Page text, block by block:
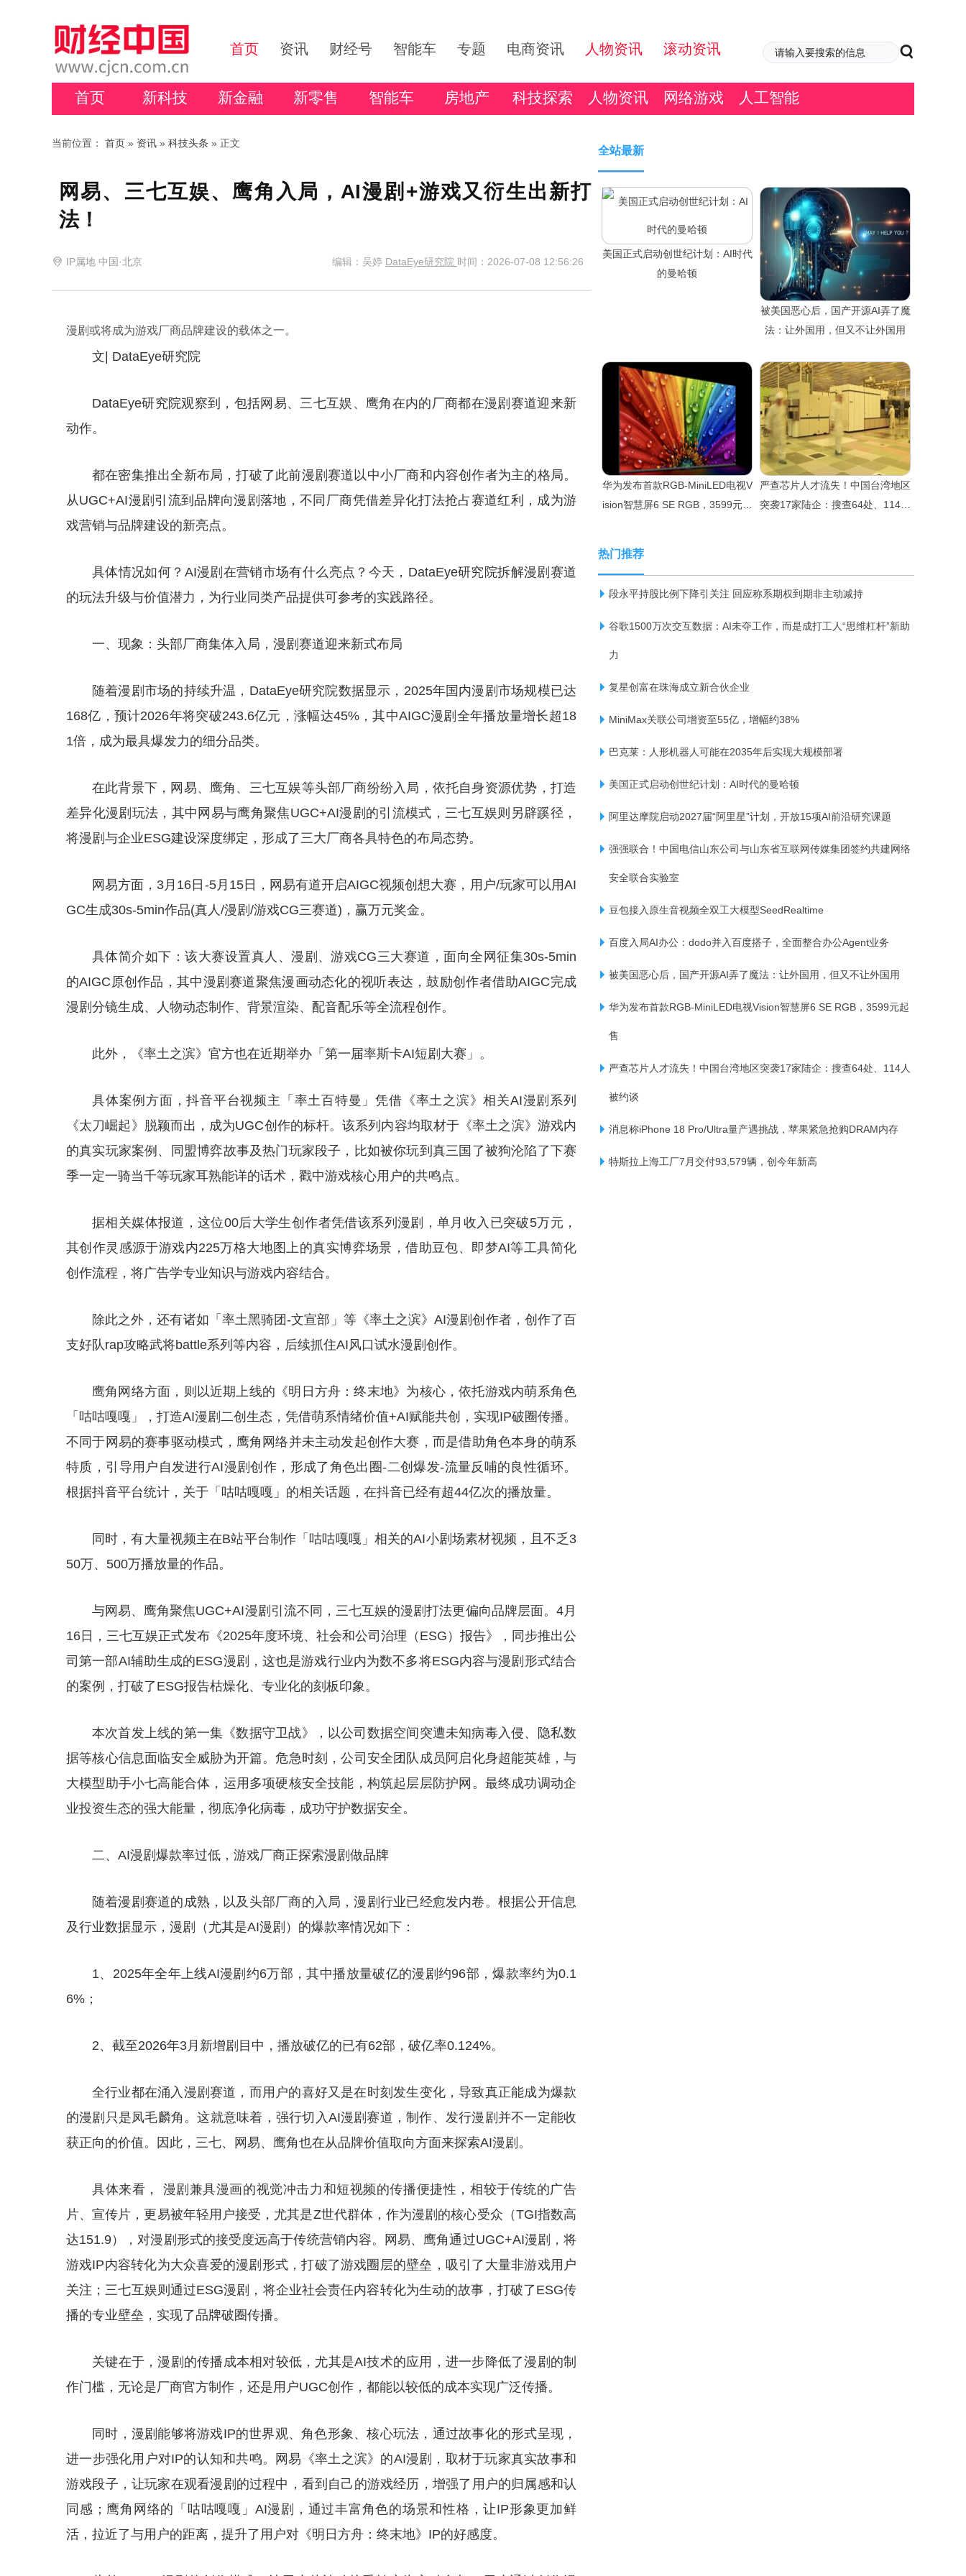
首页 资讯 财经号 智能车 专题 电商资讯 人物资讯 滚动资讯
首页 新科技 新金融 新零售 智能车 房地产 科技探索 人物资讯 网络游戏 人工智能
当前位置： 首页 » 资讯 » 科技头条 » 正文
网易、三七互娱、鹰角入局，AI漫剧+游戏又衍生出新打
法！
IP属地 中国·北京 编辑：吴婷 DataEye研究院 时间：2026-07-08 12:56:26
漫剧或将成为游戏厂商品牌建设的载体之一。
文| DataEye研究院
DataEye研究院观察到，包括网易、三七互娱、鹰角在内的厂商都在漫剧赛道迎来新
动作。
都在密集推出全新布局，打破了此前漫剧赛道以中小厂商和内容创作者为主的格局。
从UGC+AI漫剧引流到品牌向漫剧落地，不同厂商凭借差异化打法抢占赛道红利，成为游
戏营销与品牌建设的新亮点。
具体情况如何？AI漫剧在营销市场有什么亮点？今天，DataEye研究院拆解漫剧赛道
的玩法升级与价值潜力，为行业同类产品提供可参考的实践路径。
一、现象：头部厂商集体入局，漫剧赛道迎来新式布局
随着漫剧市场的持续升温，DataEye研究院数据显示，2025年国内漫剧市场规模已达
168亿，预计2026年将突破243.6亿元，涨幅达45%，其中AIGC漫剧全年播放量增长超18
1倍，成为最具爆发力的细分品类。
在此背景下，网易、鹰角、三七互娱等头部厂商纷纷入局，依托自身资源优势，打造
差异化漫剧玩法，其中网易与鹰角聚焦UGC+AI漫剧的引流模式，三七互娱则另辟蹊径，
将漫剧与企业ESG建设深度绑定，形成了三大厂商各具特色的布局态势。
网易方面，3月16日-5月15日，网易有道开启AIGC视频创想大赛，用户/玩家可以用AI
GC生成30s-5min作品(真人/漫剧/游戏CG三赛道)，赢万元奖金。
具体简介如下：该大赛设置真人、漫剧、游戏CG三大赛道，面向全网征集30s-5min
的AIGC原创作品，其中漫剧赛道聚焦漫画动态化的视听表达，鼓励创作者借助AIGC完成
漫剧分镜生成、人物动态制作、背景渲染、配音配乐等全流程创作。
此外，《率土之滨》官方也在近期举办「第一届率斯卡AI短剧大赛」。
具体案例方面，抖音平台视频主「率土百特曼」凭借《率土之滨》相关AI漫剧系列
《太刀崛起》脱颖而出，成为UGC创作的标杆。该系列内容均取材于《率土之滨》游戏内
的真实玩家案例、同盟博弈故事及热门玩家段子，比如被你玩到真三国了被狗沦陷了下赛
季一定一骑当千等玩家耳熟能详的话术，戳中游戏核心用户的共鸣点。
据相关媒体报道，这位00后大学生创作者凭借该系列漫剧，单月收入已突破5万元，
其创作灵感源于游戏内225万格大地图上的真实博弈场景，借助豆包、即梦AI等工具简化
创作流程，将广告学专业知识与游戏内容结合。
除此之外，还有诸如「率土黑骑团-文宣部」等《率土之滨》AI漫剧创作者，创作了百
支好队rap攻略武将battle系列等内容，后续抓住AI风口试水漫剧创作。
鹰角网络方面，则以近期上线的《明日方舟：终末地》为核心，依托游戏内萌系角色
「咕咕嘎嘎」，打造AI漫剧二创生态，凭借萌系情绪价值+AI赋能共创，实现IP破圈传播。
不同于网易的赛事驱动模式，鹰角网络并未主动发起创作大赛，而是借助角色本身的萌系
特质，引导用户自发进行AI漫剧创作，形成了角色出圈-二创爆发-流量反哺的良性循环。
根据抖音平台统计，关于「咕咕嘎嘎」的相关话题，在抖音已经有超44亿次的播放量。
同时，有大量视频主在B站平台制作「咕咕嘎嘎」相关的AI小剧场素材视频，且不乏3
50万、500万播放量的作品。
与网易、鹰角聚焦UGC+AI漫剧引流不同，三七互娱的漫剧打法更偏向品牌层面。4月
16日，三七互娱正式发布《2025年度环境、社会和公司治理（ESG）报告》，同步推出公
司第一部AI辅助生成的ESG漫剧，这也是游戏行业内为数不多将ESG内容与漫剧形式结合
的案例，打破了ESG报告枯燥化、专业化的刻板印象。
本次首发上线的第一集《数据守卫战》，以公司数据空间突遭未知病毒入侵、隐私数
据等核心信息面临安全威胁为开篇。危急时刻，公司安全团队成员阿启化身超能英雄，与
大模型助手小七高能合体，运用多项硬核安全技能，构筑起层层防护网。最终成功调动企
业投资生态的强大能量，彻底净化病毒，成功守护数据安全。
二、AI漫剧爆款率过低，游戏厂商正探索漫剧做品牌
随着漫剧赛道的成熟，以及头部厂商的入局，漫剧行业已经愈发内卷。根据公开信息
及行业数据显示，漫剧（尤其是AI漫剧）的爆款率情况如下：
1、2025年全年上线AI漫剧约6万部，其中播放量破亿的漫剧约96部，爆款率约为0.1
6%；
2、截至2026年3月新增剧目中，播放破亿的已有62部，破亿率0.124%。
全行业都在涌入漫剧赛道，而用户的喜好又是在时刻发生变化，导致真正能成为爆款
的漫剧只是凤毛麟角。这就意味着，强行切入AI漫剧赛道，制作、发行漫剧并不一定能收
获正向的价值。因此，三七、网易、鹰角也在从品牌价值取向方面来探索AI漫剧。
具体来看， 漫剧兼具漫画的视觉冲击力和短视频的传播便捷性，相较于传统的广告
片、宣传片，更易被年轻用户接受，尤其是Z世代群体，作为漫剧的核心受众（TGI指数高
达151.9），对漫剧形式的接受度远高于传统营销内容。网易、鹰角通过UGC+AI漫剧，将
游戏IP内容转化为大众喜爱的漫剧形式，打破了游戏圈层的壁垒，吸引了大量非游戏用户
关注；三七互娱则通过ESG漫剧，将企业社会责任内容转化为生动的故事，打破了ESG传
播的专业壁垒，实现了品牌破圈传播。
关键在于，漫剧的传播成本相对较低，尤其是AI技术的应用，进一步降低了漫剧的制
作门槛，无论是厂商官方制作，还是用户UGC创作，都能以较低的成本实现广泛传播。
同时，漫剧能够将游戏IP的世界观、角色形象、核心玩法，通过故事化的形式呈现，
进一步强化用户对IP的认知和共鸣。网易《率土之滨》的AI漫剧，取材于玩家真实故事和
游戏段子，让玩家在观看漫剧的过程中，看到自己的游戏经历，增强了用户的归属感和认
同感；鹰角网络的「咕咕嘎嘎」AI漫剧，通过丰富角色的场景和性格，让IP形象更加鲜
活，拉近了与用户的距离，提升了用户对《明日方舟：终末地》IP的好感度。
全站最新
美国正式启动创世纪计划：AI时代
的曼哈顿
被美国恶心后，国产开源AI弄了魔
法：让外国用，但又不让外国用
华为发布首款RGB-MiniLED电视V
ision智慧屏6 SE RGB，3599元起
严查芯片人才流失！中国台湾地区
突袭17家陆企：搜查64处、114人
热门推荐
段永平持股比例下降引关注 回应称系期权到期非主动减持
谷歌1500万次交互数据：AI未夺工作，而是成打工人“思维杠杆”新助
力
复星创富在珠海成立新合伙企业
MiniMax关联公司增资至55亿，增幅约38%
巴克莱：人形机器人可能在2035年后实现大规模部署
美国正式启动创世纪计划：AI时代的曼哈顿
阿里达摩院启动2027届“阿里星”计划，开放15项AI前沿研究课题
强强联合！中国电信山东公司与山东省互联网传媒集团签约共建网络
安全联合实验室
豆包接入原生音视频全双工大模型SeedRealtime
百度入局AI办公：dodo并入百度搭子，全面整合办公Agent业务
被美国恶心后，国产开源AI弄了魔法：让外国用，但又不让外国用
华为发布首款RGB-MiniLED电视Vision智慧屏6 SE RGB，3599元起
售
严查芯片人才流失！中国台湾地区突袭17家陆企：搜查64处、114人
被约谈
消息称iPhone 18 Pro/Ultra量产遇挑战，苹果紧急抢购DRAM内存
特斯拉上海工厂7月交付93,579辆，创今年新高